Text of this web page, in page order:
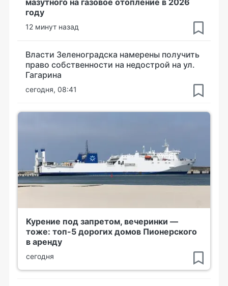
году
12 минут назад
Власти Зеленоградска намерены получить
право собственности на недострой на ул.
Гагарина
сегодня, 08:41
Курение под запретом, вечеринки —
тоже: топ-5 дорогих домов Пионерского
в аренду
сегодня